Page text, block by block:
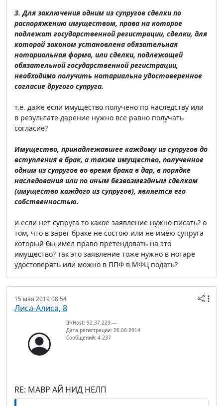
3. Для заключения одним из супругов сделки по
распоряжению имуществом, права на которое
подлежат государственной регистрации, сделки, для
которой законом установлена обязательная
нотариальная форма, или сделки, подлежащей
обязательной государственной регистрации,
необходимо получить нотариально удостоверенное
согласие другого супруга.
т.е. даже если имущество получено по наследству или
в результате дарение нужно все равно получать
согласие?
Имущество, принадлежавшее каждому из супругов до
вступления в брак, а также имущество, полученное
одним из супругов во время брака в дар, в порядке
наследования или по иным безвозмездным сделкам
(имущество каждого из супругов), является его
собственностью.
и если нет супруга то какое заявление нужно писать? о
том, что в зарег браке не состою или не имею супруга
который бы имел право претендовать на это
имущество? так это заявление тоже нужно в нотаре
удостоверять или можно в ППФ в МФЦ подать?
15 мая 2019 08:54
Лиса-Алиса, 8
IP/Host: 92.37.229.---
Дата регистрации: 26.06.2014
Сообщений: 4 237
RE: МАВР АЙ НИД НЕЛП